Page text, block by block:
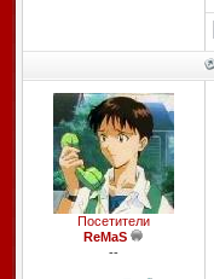
Посетители
ReMaS
--